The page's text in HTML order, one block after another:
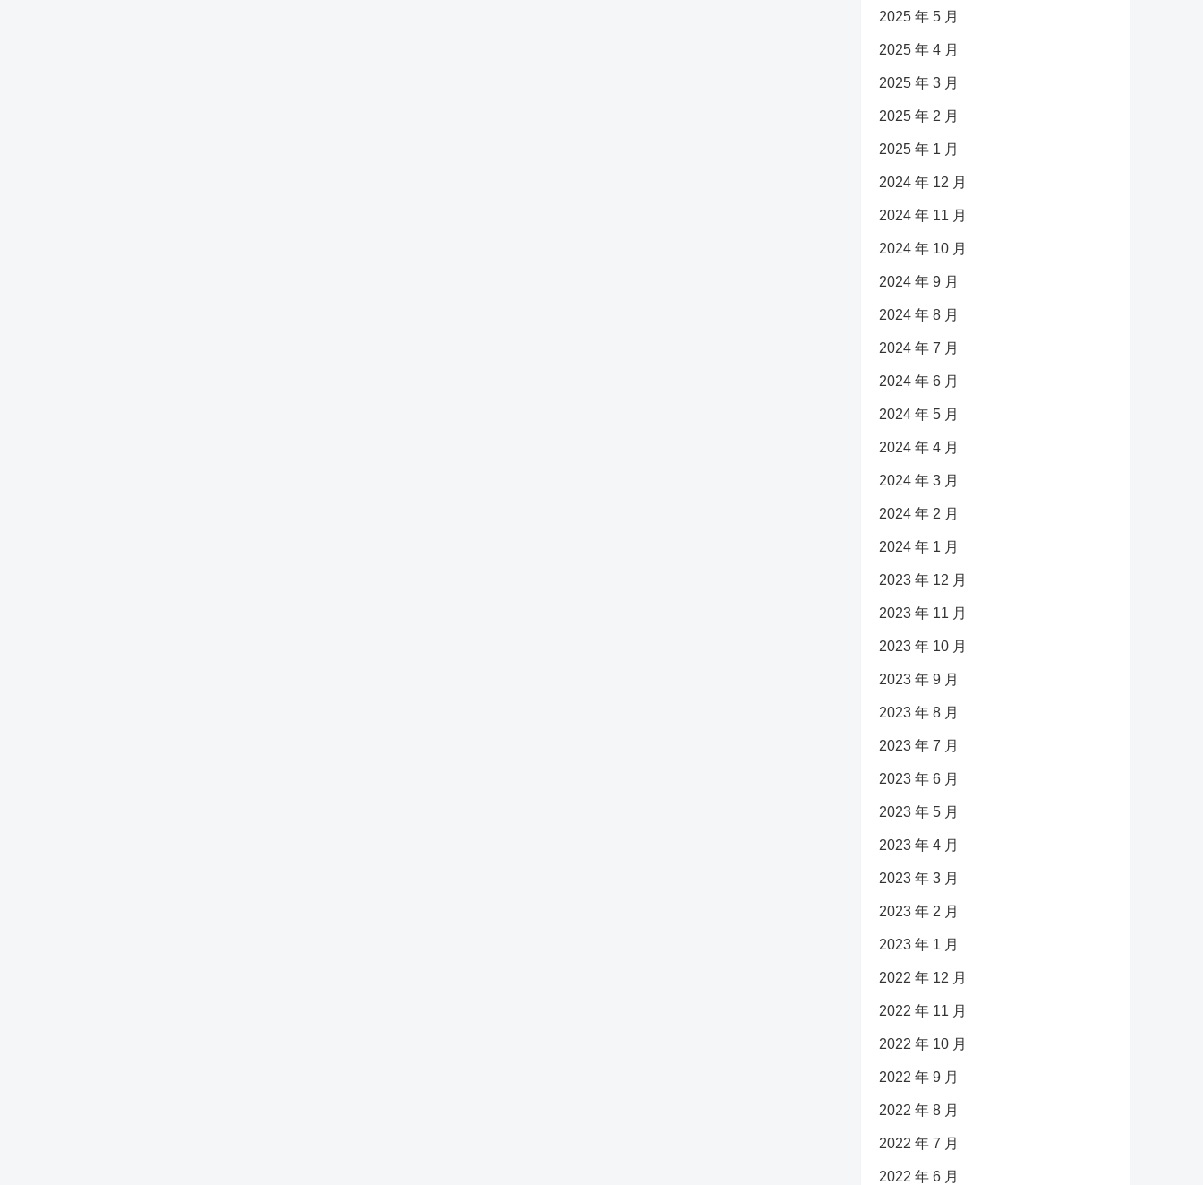
2025 年 5 月
2025 年 4 月
2025 年 3 月
2025 年 2 月
2025 年 1 月
2024 年 12 月
2024 年 11 月
2024 年 10 月
2024 年 9 月
2024 年 8 月
2024 年 7 月
2024 年 6 月
2024 年 5 月
2024 年 4 月
2024 年 3 月
2024 年 2 月
2024 年 1 月
2023 年 12 月
2023 年 11 月
2023 年 10 月
2023 年 9 月
2023 年 8 月
2023 年 7 月
2023 年 6 月
2023 年 5 月
2023 年 4 月
2023 年 3 月
2023 年 2 月
2023 年 1 月
2022 年 12 月
2022 年 11 月
2022 年 10 月
2022 年 9 月
2022 年 8 月
2022 年 7 月
2022 年 6 月